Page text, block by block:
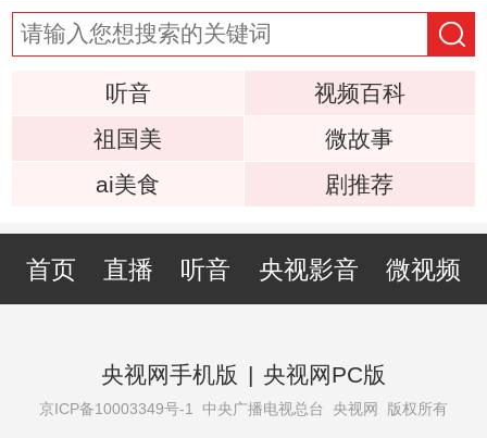
听音
视频百科
祖国美
微故事
ai美食
剧推荐
首页 直播 听音 央视影音 微视频
央视网手机版 | 央视网PC版
京ICP备10003349号-1 中央广播电视总台 央视网 版权所有